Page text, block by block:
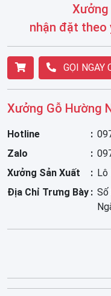
nhận đặt theo
GỌI NGAY
Xưởng Gỗ Hường
Hotline
Zalo
Xưởng Sản Xuất
Lô
Địa Chỉ Trưng Bày
Số